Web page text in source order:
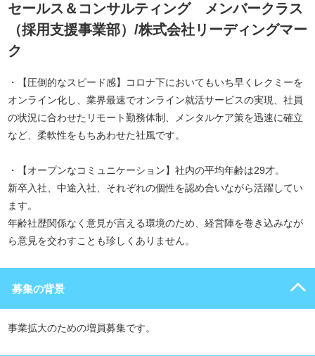
セールス＆コンサルティング メンバークラス
（採用支援事業部）/株式会社リーディングマー
ク
・【圧倒的なスピード感】コロナ下においてもいち早くレクミーを
オンライン化し、業界最速でオンライン就活サービスの実現、社員
の状況に合わせたリモート勤務体制、メンタルケア策を迅速に確立
など、柔軟性をもちあわせた社風です。
・【オープンなコミュニケーション】社内の平均年齢は29才。
新卒入社、中途入社、それぞれの個性を認め合いながら活躍してい
ます。
年齢社歴関係なく意見が言える環境のため、経営陣を巻き込みなが
ら意見を交わすことも珍しくありません。
募集の背景
事業拡大のための増員募集です。